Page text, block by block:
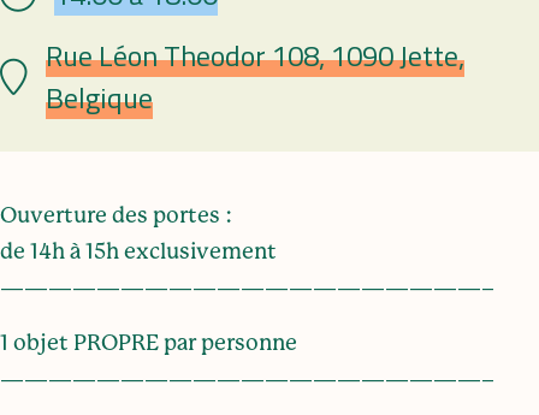
Lieu Rue Léon Theodor 108, 1090 Jette,
Belgique
Ouverture des portes :
de 14h à 15h exclusivement
————————————————————–
1 objet PROPRE par personne
————————————————————–